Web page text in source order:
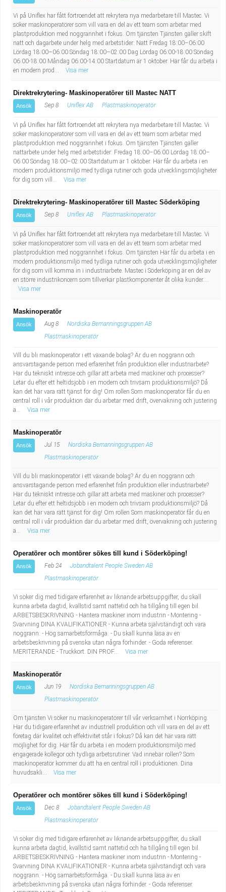
Vi på Uniflex har fått förtroendet att rekrytera nya medarbetare till Mastec. Vi
söker maskinoperatörer som vill vara en del av ett team som arbetar med
plastproduktion med noggrannhet i fokus. Om tjänsten Tjänsten gäller skift
natt och dagarbete under helg med arbetstider: Natt Fredag 18:00–06:00
Lördag 18:00–06:00 Söndag 18:00–02:00 Dag Lördag 06:00-18:00 Söndag
06:00-18:00 Måndag 06:00-14:00 Startdatum är 1 oktober. Här får du arbeta i
en modern prod...
Visa mer
Direktrekrytering- Maskinoperatörer till Mastec NATT
Ansök Sep 8 Uniflex AB Plastmaskinoperatör
Vi på Uniflex har fått förtroendet att rekrytera nya medarbetare till Mastec. Vi
söker maskinoperatörer som vill vara en del av ett team som arbetar med
plastproduktion med noggrannhet i fokus. Om tjänsten Tjänsten gäller
nattarbete under helg med arbetstider: Fredag 18:00–06:00 Lördag 18:00–
06:00 Söndag 18:00–02:00 Startdatum är 1 oktober. Här får du arbeta i en
modern produktionsmiljö med tydliga rutiner och goda utvecklingsmöjligheter
för dig som vill...
Visa mer
Direktrekrytering- Maskinoperatörer till Mastec Söderköping
Ansök Sep 8 Uniflex AB Plastmaskinoperatör
Vi på Uniflex har fått förtroendet att rekrytera nya medarbetare till Mastec. Vi
söker maskinoperatörer som vill vara en del av ett team som arbetar med
plastproduktion med noggrannhet i fokus. Om tjänsten Här får du arbeta i en
modern produktionsmiljö med tydliga rutiner och goda utvecklingsmöjligheter
för dig som vill komma in i industriarbete. Mastec i Söderköping är en del av
en större industrikoncern som tillverkar plastkomponenter åt olika kunder....
Visa mer
Maskinoperatör
Ansök Aug 8
Nordiska Bemanningsgruppen AB
Plastmaskinoperatör
Vill du bli maskinoperatör i ett växande bolag? Är du en noggrann och
ansvarstagande person med erfarenhet från produktion eller industriarbete?
Har du tekniskt intresse och gillar att arbeta med maskiner och processer?
Letar du efter ett heltidsjobb i en modern och trivsam produktionsmiljö? Då
kan det här vara rätt tjänst för dig! Om rollen Som maskinoperatör får du en
central roll i vår produktion där du arbetar med drift, övervakning och justering
a...
Visa mer
Maskinoperatör
Ansök Jul 15
Nordiska Bemanningsgruppen AB
Plastmaskinoperatör
Vill du bli maskinoperatör i ett växande bolag? Är du en noggrann och
ansvarstagande person med erfarenhet från produktion eller industriarbete?
Har du tekniskt intresse och gillar att arbeta med maskiner och processer?
Letar du efter ett heltidsjobb i en modern och trivsam produktionsmiljö? Då
kan det här vara rätt tjänst för dig! Om rollen Som maskinoperatör får du en
central roll i vår produktion där du arbetar med drift, övervakning och justering
a...
Visa mer
Operatörer och montörer sökes till kund i Söderköping!
Ansök Feb 24
Jobandtalent People Sweden AB
Plastmaskinoperatör
Vi söker dig med tidigare erfarenhet av liknande arbetsuppgifter, du skall
kunna arbeta dagtid, kvällstid samt nattetid och ha tillgång till egen bil.
ARBETSBESKRIVNING - Hantera maskiner inom industrin - Montering -
Svarvning DINA KVALIFIKATIONER - Kunna arbeta självständigt och vara
noggrann. - Hög samarbetsförmåga. - Du skall kunna läsa av en
arbetsbeskrivning på svenska utan några förhinder. - Goda referenser.
MERITERANDE - Truckkort. DIN PROF...
Visa mer
Maskinoperatör
Ansök Jun 19
Nordiska Bemanningsgruppen AB
Plastmaskinoperatör
Om tjänsten Vi söker nu maskinoperatörer till vår verksamhet i Norrköping.
Har du tidigare erfarenhet av industriell produktion och vill vara en del av ett
företag där kvalitet och effektivitet står i fokus? Då kan det här vara rätt
möjlighet för dig. Här får du arbeta i en modern produktionsmiljö med
engagerade kollegor och tydliga arbetsrutiner. Vad innebär rollen? Som
maskinoperatör kommer du att ha en central roll i produktionen. Dina
huvudsakli...
Visa mer
Operatörer och montörer sökes till kund i Söderköping!
Ansök Dec 8
Jobandtalent People Sweden AB
Plastmaskinoperatör
Vi söker dig med tidigare erfarenhet av liknande arbetsuppgifter, du skall
kunna arbeta dagtid, kvällstid samt nattetid och ha tillgång till egen bil.
ARBETSBESKRIVNING - Hantera maskiner inom industrin - Montering -
Svarvning DINA KVALIFIKATIONER - Kunna arbeta självständigt och vara
noggrann. - Hög samarbetsförmåga. - Du skall kunna läsa av en
arbetsbeskrivning på svenska utan några förhinder. - Goda referenser.